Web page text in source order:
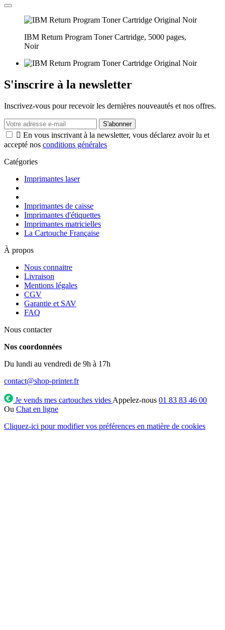
IBM Return Program Toner Cartridge, 5000 pages,
Noir
S'inscrire à la newsletter
Inscrivez-vous pour recevoir les dernières nouveautés et nos offres.
 En vous inscrivant à la newsletter, vous déclarez avoir lu et
accepté nos conditions générales
Catégories
Imprimantes laser
Imprimantes de caisse
Imprimantes d'étiquettes
Imprimantes matricielles
La Cartouche Française
À propos
Nous connaitre
Livraison
Mentions légales
CGV
Garantie et SAV
FAQ
Nous contacter
Nos coordonnées
Du lundi au vendredi de 9h à 17h
contact@shop-printer.fr
Je vends mes cartouches vides Appelez-nous 01 83 83 46 00
Ou Chat en ligne
Cliquez-ici pour modifier vos préférences en matière de cookies